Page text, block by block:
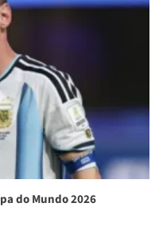
do Mundo 2026